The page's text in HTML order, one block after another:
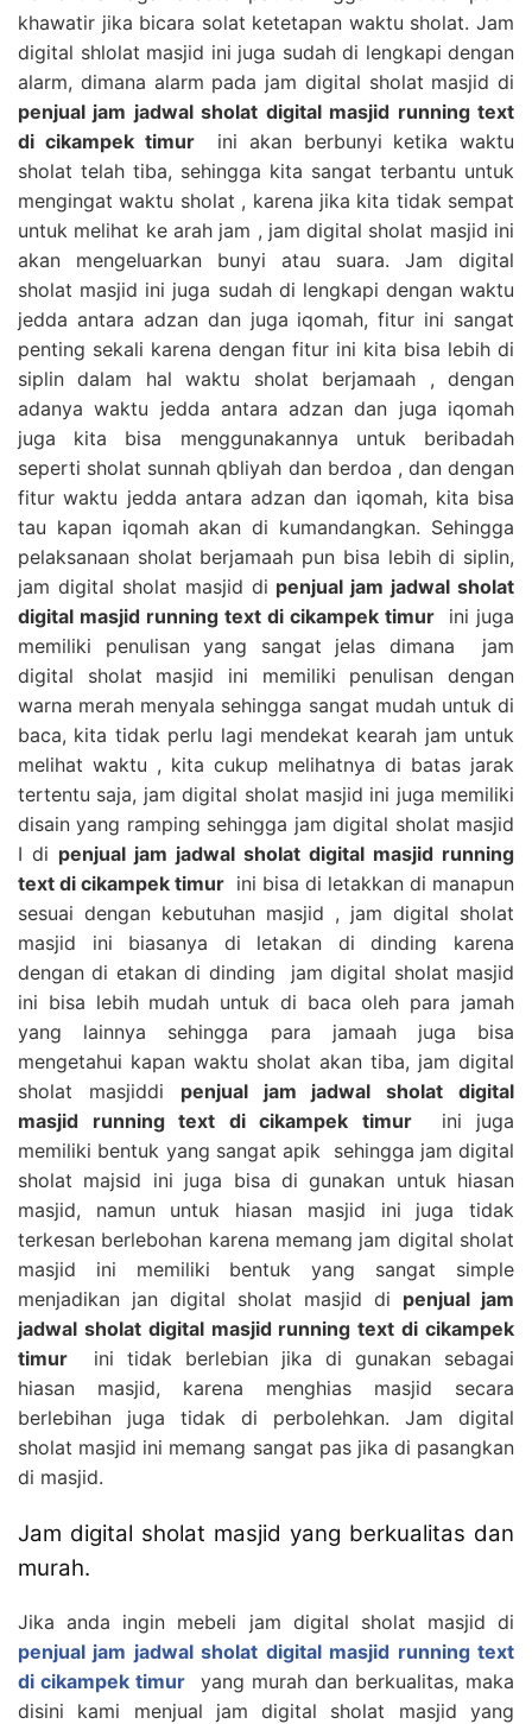
khawatir jika bicara solat ketetapan waktu sholat. Jam
digital shlolat masjid ini juga sudah di lengkapi dengan
alarm, dimana alarm pada jam digital sholat masjid di
penjual jam jadwal sholat digital masjid running text
di cikampek timurini akan berbunyi ketika waktu
sholat telah tiba, sehingga kita sangat terbantu untuk
mengingat waktu sholat , karena jika kita tidak sempat
untuk melihat ke arah jam , jam digital sholat masjid ini
akan mengeluarkan bunyi atau suara. Jam digital
sholat masjid ini juga sudah di lengkapi dengan waktu
jedda antara adzan dan juga iqomah, fitur ini sangat
penting sekali karena dengan fitur ini kita bisa lebih di
siplin dalam hal waktu sholat berjamaah , dengan
adanya waktu jedda antara adzan dan juga iqomah
juga kita bisa menggunakannya untuk beribadah
seperti sholat sunnah qbliyah dan berdoa , dan dengan
fitur waktu jedda antara adzan dan iqomah, kita bisa
tau kapan iqomah akan di kumandangkan. Sehingga
pelaksanaan sholat berjamaah pun bisa lebih di siplin,
jam digital sholat masjid di penjual jam jadwal sholat
digital masjid running text di cikampek timur ini juga
memiliki penulisan yang sangat jelas dimana jam
digital sholat masjid ini memiliki penulisan dengan
warna merah menyala sehingga sangat mudah untuk di
baca, kita tidak perlu lagi mendekat kearah jam untuk
melihat waktu , kita cukup melihatnya di batas jarak
tertentu saja, jam digital sholat masjid ini juga memiliki
disain yang ramping sehingga jam digital sholat masjid
I di penjual jam jadwal sholat digital masjid running
text di cikampek timur ini bisa di letakkan di manapun
sesuai dengan kebutuhan masjid , jam digital sholat
masjid ini biasanya di letakan di dinding karena
dengan di etakan di dinding jam digital sholat masjid
ini bisa lebih mudah untuk di baca oleh para jamah
yang lainnya sehingga para jamaah juga bisa
mengetahui kapan waktu sholat akan tiba, jam digital
sholat masjiddi penjual jam jadwal sholat digital
masjid running text di cikampek timurini juga
memiliki bentuk yang sangat apik sehingga jam digital
sholat majsid ini juga bisa di gunakan untuk hiasan
masjid, namun untuk hiasan masjid ini juga tidak
terkesan berlebohan karena memang jam digital sholat
masjid ini memiliki bentuk yang sangat simple
menjadikan jan digital sholat masjid di penjual jam
jadwal sholat digital masjid running text di cikampek
timur ini tidak berlebian jika di gunakan sebagai
hiasan masjid, karena menghias masjid secara
berlebihan juga tidak di perbolehkan. Jam digital
sholat masjid ini memang sangat pas jika di pasangkan
di masjid.
Jam digital sholat masjid yang berkualitas dan
murah.
Jika anda ingin mebeli jam digital sholat masjid di
penjual jam jadwal sholat digital masjid running text
di cikampek timur yang murah dan berkualitas, maka
disini kami menjual jam digital sholat masjid yang